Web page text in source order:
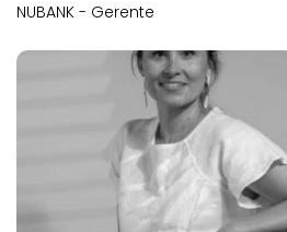
NUBANK - Gerente